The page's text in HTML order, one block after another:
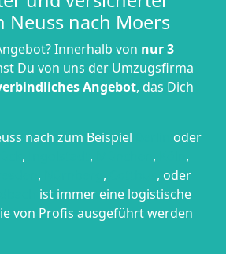
Neuss nach Moers
Innerhalb von nur 3
Du von uns der Umzugsfirma
Angebot, das Dich
nach zum Beispiel
oder
, , ,
,
, ,
, oder
ist immer eine logistische
von Profis ausgeführt werden